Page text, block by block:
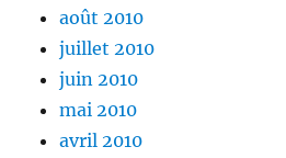
août 2010
juillet 2010
juin 2010
mai 2010
avril 2010